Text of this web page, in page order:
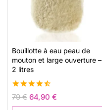
Bouillotte à eau peau de
mouton et large ouverture –
2 litres
4.54
de 5
79€ 64,90 €